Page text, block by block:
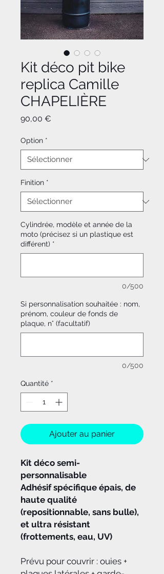
Kit déco pit bike
replica Camille
CHAPELIÈRE
90,00 €
Option *
Finition *
Cylindrée, modèle et année de la
moto (précisez si un plastique est
différent) *
0/500
Si personnalisation souhaitée : nom,
prénom, couleur de fonds de
plaque, n° (facultatif)
0/500
Quantité *
Ajouter au panier
Kit déco semi-
personnalisable
Adhésif spécifique épais, de
haute qualité
(repositionnable, sans bulle),
et ultra résistant
(frottements, eau, UV)
Prévu pour couvrir : ouies +